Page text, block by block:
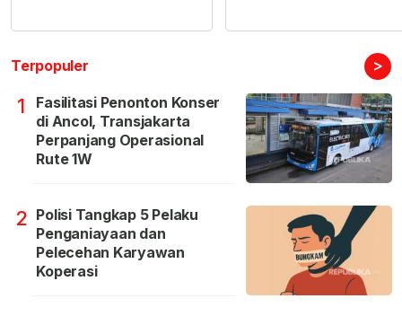
Terpopuler >
1
Fasilitasi Penonton Konser
di Ancol, Transjakarta
Perpanjang Operasional
Rute 1W
2 Polisi Tangkap 5 Pelaku
Penganiayaan dan
Pelecehan Karyawan
Koperasi